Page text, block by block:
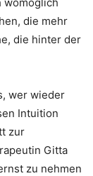
die mehr
die hinter der
wer wieder
Intuition
zur
Gitta
zu nehmen